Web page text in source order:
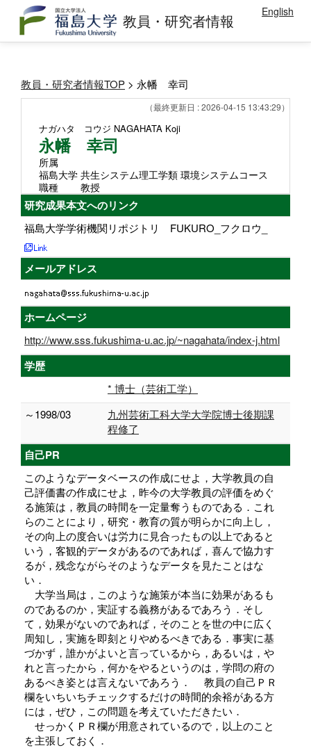
教員・研究者情報 English
教員・研究者情報TOP > 永幡 幸司
（最終更新日 : 2026-04-15 13:43:29）
ナガハタ コウジ NAGAHATA Koji
永幡 幸司
所属
福島大学 共生システム理工学類 環境システムコース
職種
教授
研究成果本文へのリンク
福島大学学術機関リポジトリ FUKURO_フクロウ_
メールアドレス
ホームページ
http://www.sss.fukushima-u.ac.jp/~nagahata/index-j.html
学歴
* 博士（芸術工学）
～1998/03
九州芸術工科大学大学院博士後期課
程修了
自己PR
このようなデータベースの作成にせよ，大学教員の自
己評価書の作成にせよ，昨今の大学教員の評価をめぐ
る施策は，教員の時間を一定量奪うものである．これ
らのことにより，研究・教育の質が明らかに向上し，
その向上の度合いは労力に見合ったもの以上であると
いう，客観的データがあるのであれば，喜んで協力す
るが，残念ながらそのようなデータを見たことはな
い．
大学当局は，このような施策が本当に効果があるも
のであるのか，実証する義務があるであろう．そし
て，効果がないのであれば，そのことを世の中に広く
周知し，実施を即刻とりやめるべきである．事実に基
づかず，誰かがよいと言っているから，あるいは，や
れと言ったから，何かをやるというのは，学問の府の
あるべき姿とは言えないであろう． 教員の自己ＰＲ
欄をいちいちチェックするだけの時間的余裕がある方
には，ぜひ，この問題を考えていただきたい．
せっかくＰＲ欄が用意されているので，以上のこと
を主張しておく．